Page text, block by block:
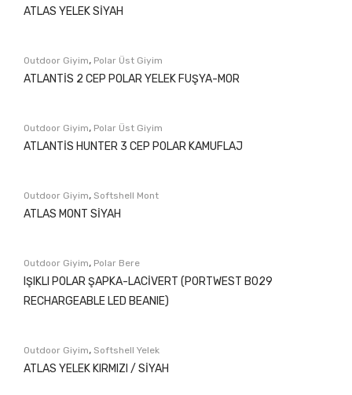
ATLAS YELEK SİYAH
Outdoor Giyim, Polar Üst Giyim
ATLANTİS 2 CEP POLAR YELEK FUŞYA-MOR
Outdoor Giyim, Polar Üst Giyim
ATLANTİS HUNTER 3 CEP POLAR KAMUFLAJ
Outdoor Giyim, Softshell Mont
ATLAS MONT SİYAH
Outdoor Giyim, Polar Bere
IŞIKLI POLAR ŞAPKA-LACİVERT (PORTWEST B029
RECHARGEABLE LED BEANIE)
Outdoor Giyim, Softshell Yelek
ATLAS YELEK KIRMIZI / SİYAH